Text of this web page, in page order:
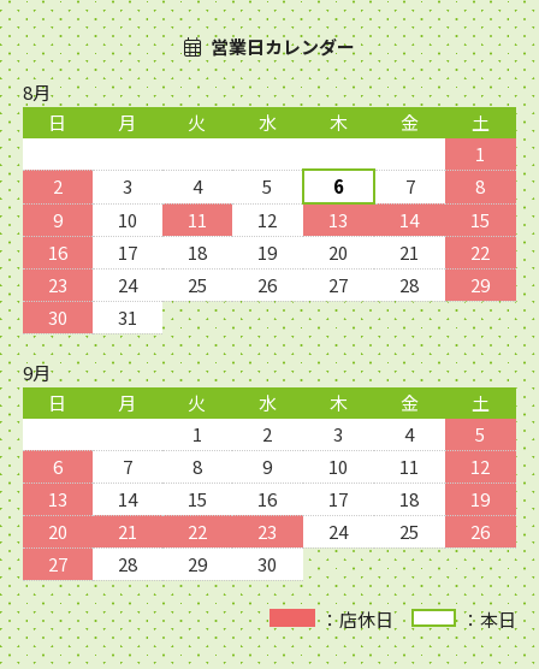
営業日カレンダー
8月
日
月 火 水 木 金
土
1
2
3 4 5 6 7
8
9
10 11 12 13 14
15
16
17 18 19 20 21
22
23
24 25 26 27 28
29
30
31
9月
日
月 火 水 木 金
土
1
2 3 4
5
6
7 8 9 10 11
12
13
14 15 16 17 18
19
20
21 22 23 24 25
26
27
28 29 30
：店休日 ：本日